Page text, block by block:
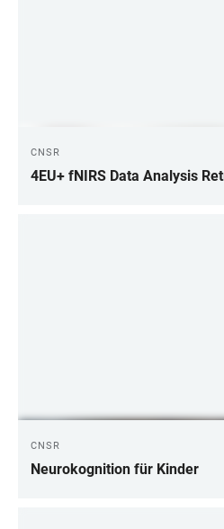
CNSR
4EU+ fNIRS Data Analysis
CNSR
Neurokognition für Kinder